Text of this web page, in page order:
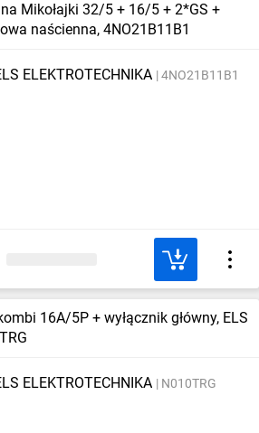
Mikołajki 32/5 + 16/5 + 2*GS +
naścienna, 4NO21B11B1
ELEKTROTECHNIKA 4NO21B11B1
16A/5P + wyłącznik główny, ELS
ELEKTROTECHNIKA N010TRG